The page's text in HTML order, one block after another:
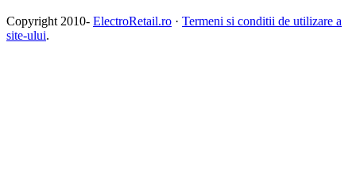
Copyright 2010- ElectroRetail.ro · Termeni si conditii de utilizare a
site-ului.